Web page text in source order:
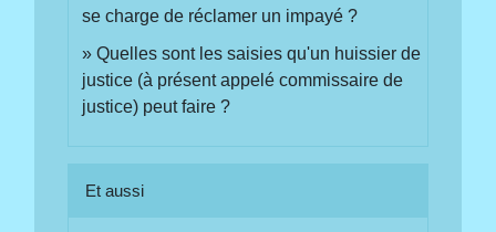
se charge de réclamer un impayé ?
Quelles sont les saisies qu'un huissier de
justice (à présent appelé commissaire de
justice) peut faire ?
Et aussi